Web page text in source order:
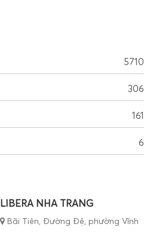
5710
306
161
6
LIBERA NHA TRANG
Bãi Tiên, Đường Đệ, phường Vĩnh